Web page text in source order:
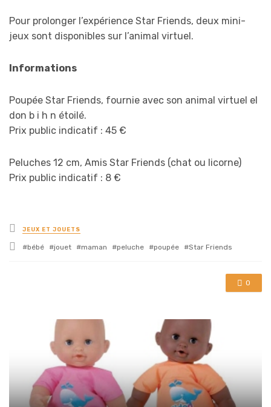
Pour prolonger l’expérience Star Friends, deux mini-
jeux sont disponibles sur l’animal virtuel.
Informations
Poupée Star Friends, fournie avec son animal virtuel el
don b i h n étoilé.
Prix public indicatif : 45 €
Peluches 12 cm, Amis Star Friends (chat ou licorne)
Prix public indicatif : 8 €
Posted
in
JEUX ET JOUETS
Tagged
bébé jouet maman peluche poupée Star Friends
0